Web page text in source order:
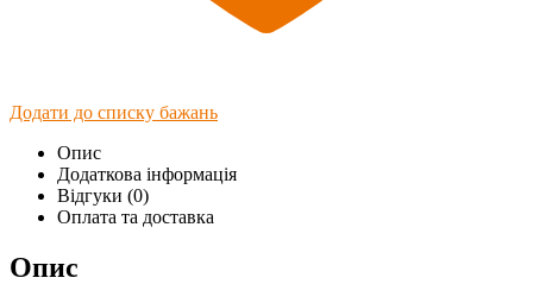
Додати до списку бажань
Опис
Додаткова інформація
Відгуки (0)
Оплата та доставка
Опис